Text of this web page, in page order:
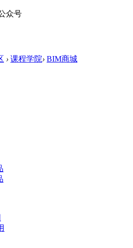
众号
› 课程学院› BIM商城